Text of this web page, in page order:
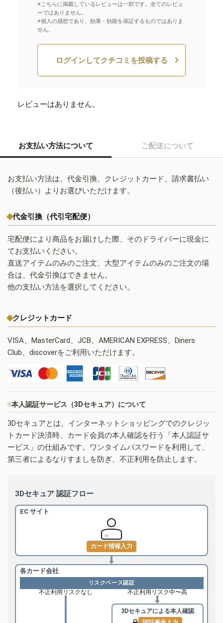
※こちらに掲載しているレビューは一部です。全てのレビュ
ーではありません。
※個人の感想であり、効果・効能を保証するものではありま
せん。
ログインしてクチコミを投稿する
レビューはありません。
お支払い方法について ご配送について
お支払い方法は、代金引換、クレジットカード、請求書払い
（後払い）よりお選びいただけます。
代金引換（代引宅配便）
宅配便により商品をお届けした際、そのドライバーに現金に
てお支払いください。
直送アイテムのみのご注文、大型アイテムのみのご注文の場
合は、代金引換はできません。
他の支払い方法を選択してください。
クレジットカード
VISA、MasterCard、JCB、AMERICAN EXPRESS、Diners
Club、discoverをご利用いただけます。
本人認証サービス（3Dセキュア）について
3Dセキュアとは、インターネットショッピングでのクレジッ
トカード決済時、カード会員の本人確認を行う「本人認証サ
ービス」の仕組みです。ワンタイムパスワードを利用して、
第三者によるなりすましを防ぎ、不正利用を防止します。
3Dセキュア 認証フロー
EC サイト
カード情報入力
各カード会社
リスクベース認証
不正利用リスクなし 不正利用リスク中〜高
3Dセキュアによる本人確認